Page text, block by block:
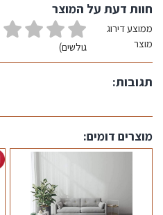
חוות דעת על המוצר
ממוצע דירוג
מוצר
גולשים)
תגובות:
מוצרים דומים: